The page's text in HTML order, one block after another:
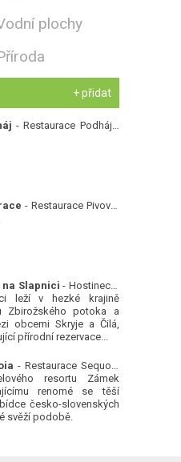
plochy
+ přidat
- Restaurace Podháj -
- Restaurace Pivovar
Slapnici - Hostinec a
leží v hezké krajině
Zbirožského potoka a
obcemi Skryje a Čilá,
přírodní rezervace...
- Restaurace Sequoia
resortu Zámek
renomé se těší
česko-slovenských
svěží podobě.